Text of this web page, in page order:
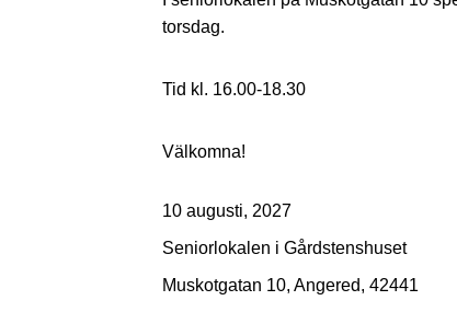
torsdag.
Tid kl. 16.00-18.30
Välkomna!
10 augusti, 2027
Seniorlokalen i Gårdstenshuset
Muskotgatan 10, Angered, 42441